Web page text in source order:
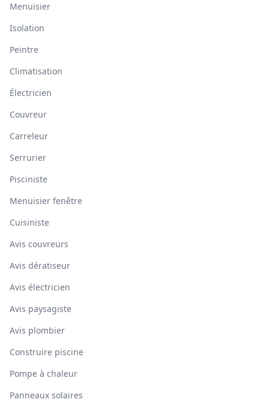
Menuisier
Isolation
Peintre
Climatisation
Électricien
Couvreur
Carreleur
Serrurier
Pisciniste
Menuisier fenêtre
Cuisiniste
Avis couvreurs
Avis dératiseur
Avis électricien
Avis paysagiste
Avis plombier
Construire piscine
Pompe à chaleur
Panneaux solaires